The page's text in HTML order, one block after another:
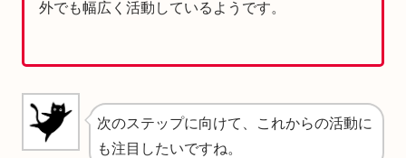
外でも幅広く活動しているようです。
次のステップに向けて、これからの活動に
も注目したいですね。